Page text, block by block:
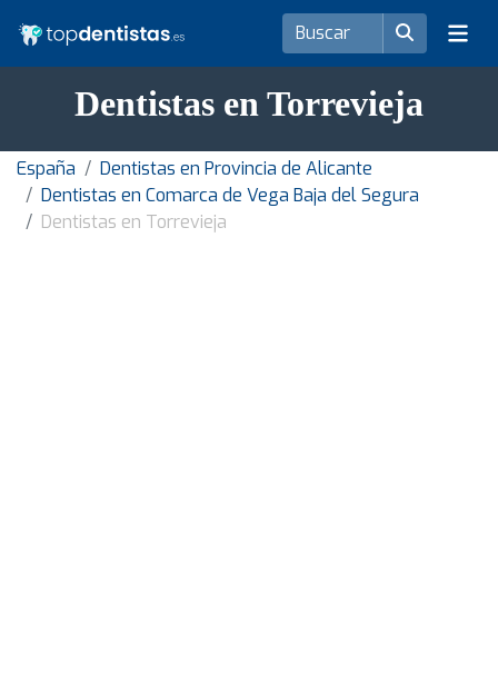
Dentistas en Torrevieja
España
Dentistas en Provincia de Alicante
Dentistas en Comarca de Vega Baja del Segura
Dentistas en Torrevieja